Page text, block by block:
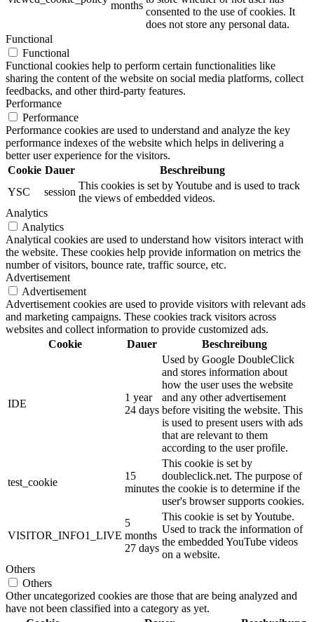
months
consented to the use of cookies. It
does not store any personal data.
Functional
Functional
Functional cookies help to perform certain functionalities like
sharing the content of the website on social media platforms, collect
feedbacks, and other third-party features.
Performance
Performance
Performance cookies are used to understand and analyze the key
performance indexes of the website which helps in delivering a
better user experience for the visitors.
Cookie Dauer
Beschreibung
YSC
session
This cookies is set by Youtube and is used to track
the views of embedded videos.
Analytics
Analytics
Analytical cookies are used to understand how visitors interact with
the website. These cookies help provide information on metrics the
number of visitors, bounce rate, traffic source, etc.
Advertisement
Advertisement
Advertisement cookies are used to provide visitors with relevant ads
and marketing campaigns. These cookies track visitors across
websites and collect information to provide customized ads.
Cookie
Dauer Beschreibung
IDE
1 year
24 days
Used by Google DoubleClick
and stores information about
how the user uses the website
and any other advertisement
before visiting the website. This
is used to present users with ads
that are relevant to them
according to the user profile.
test_cookie
15
minutes
This cookie is set by
doubleclick.net. The purpose of
the cookie is to determine if the
user's browser supports cookies.
VISITOR_INFO1_LIVE
5
months
27 days
This cookie is set by Youtube.
Used to track the information of
the embedded YouTube videos
on a website.
Others
Others
Other uncategorized cookies are those that are being analyzed and
have not been classified into a category as yet.